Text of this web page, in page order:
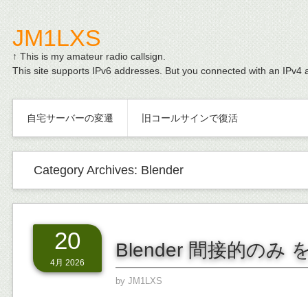
JM1LXS
↑ This is my amateur radio callsign.
This site supports IPv6 addresses. But you connected with an
自宅サーバーの変遷 旧コールサインで復活
Category Archives: Blender
20
4月 2026
Blender 間接的のみ
by JM1LXS